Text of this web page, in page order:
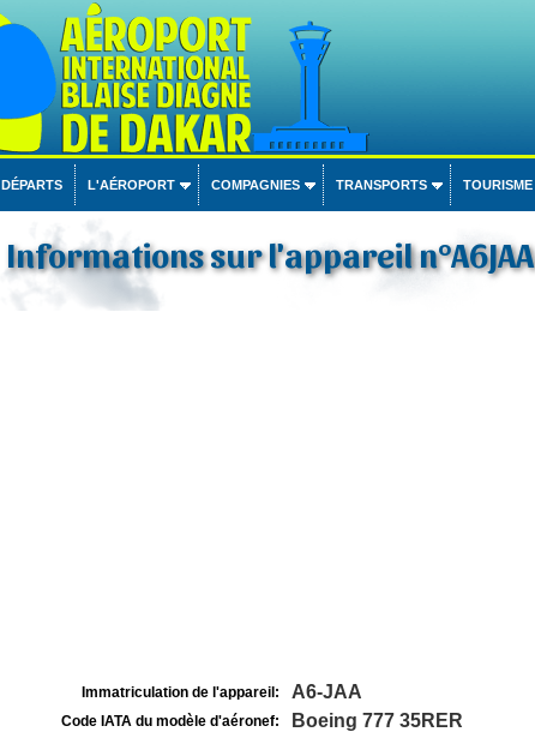
DÉPARTS L'AÉROPORT COMPAGNIES TRANSPORTS TOURISME
Informations sur l'appareil n°A6JAA
Immatriculation de l'appareil: A6-JAA
Code IATA du modèle d'aéronef: Boeing 777 35RER